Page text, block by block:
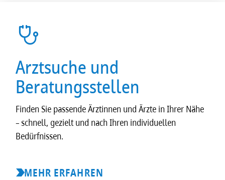
Arztsuche und
Beratungsstellen
Finden Sie passende Ärztinnen und Ärzte in Ihrer Nähe
– schnell, gezielt und nach Ihren individuellen
Bedürfnissen.
MEHR ERFAHREN